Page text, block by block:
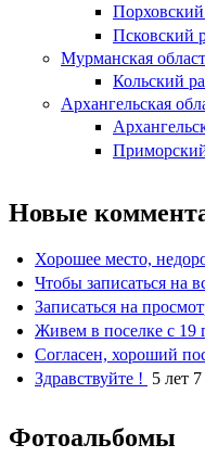
Псковский
Мурманская
Кольский
Архангельская
Новые
Хорошее место,
Чтобы записаться на
Записаться на
Живем в поселке с 19
Согласен, хороший
Здравствуйте ! 5 лет
Фотоальбомы